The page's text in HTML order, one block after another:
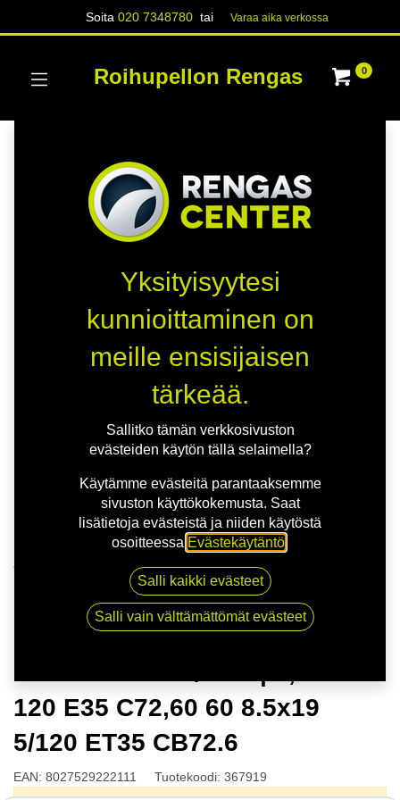
Soita020 7348780 tai Varaa aika verk​​​​ossa
Roihupellon Rengas 0
MSW 75 G.BLK/POL | 8,5X19 5-120 E35 C72,60 60
8.5x19 5/120 ET35 CB72.6
120 E35 C72,60 60 8.5x19
5/120 ET35 CB72.6
EAN: 8027529222111 Tuotekoodi: 367919
Yksityisyytesi
kunnioittaminen on
meille ensisijaisen
tärkeää.
Sallitko tämän verkkosivuston
evästeiden käytön tällä selaimella?
Käytämme evästeitä parantaaksemme
sivuston käyttökokemusta. Saat
lisätietoja evästeistä ja niiden käytöstä
osoitteessa Evästekäytäntö
Salli kaikki evästeet
Salli vain välttämättömät evästeet